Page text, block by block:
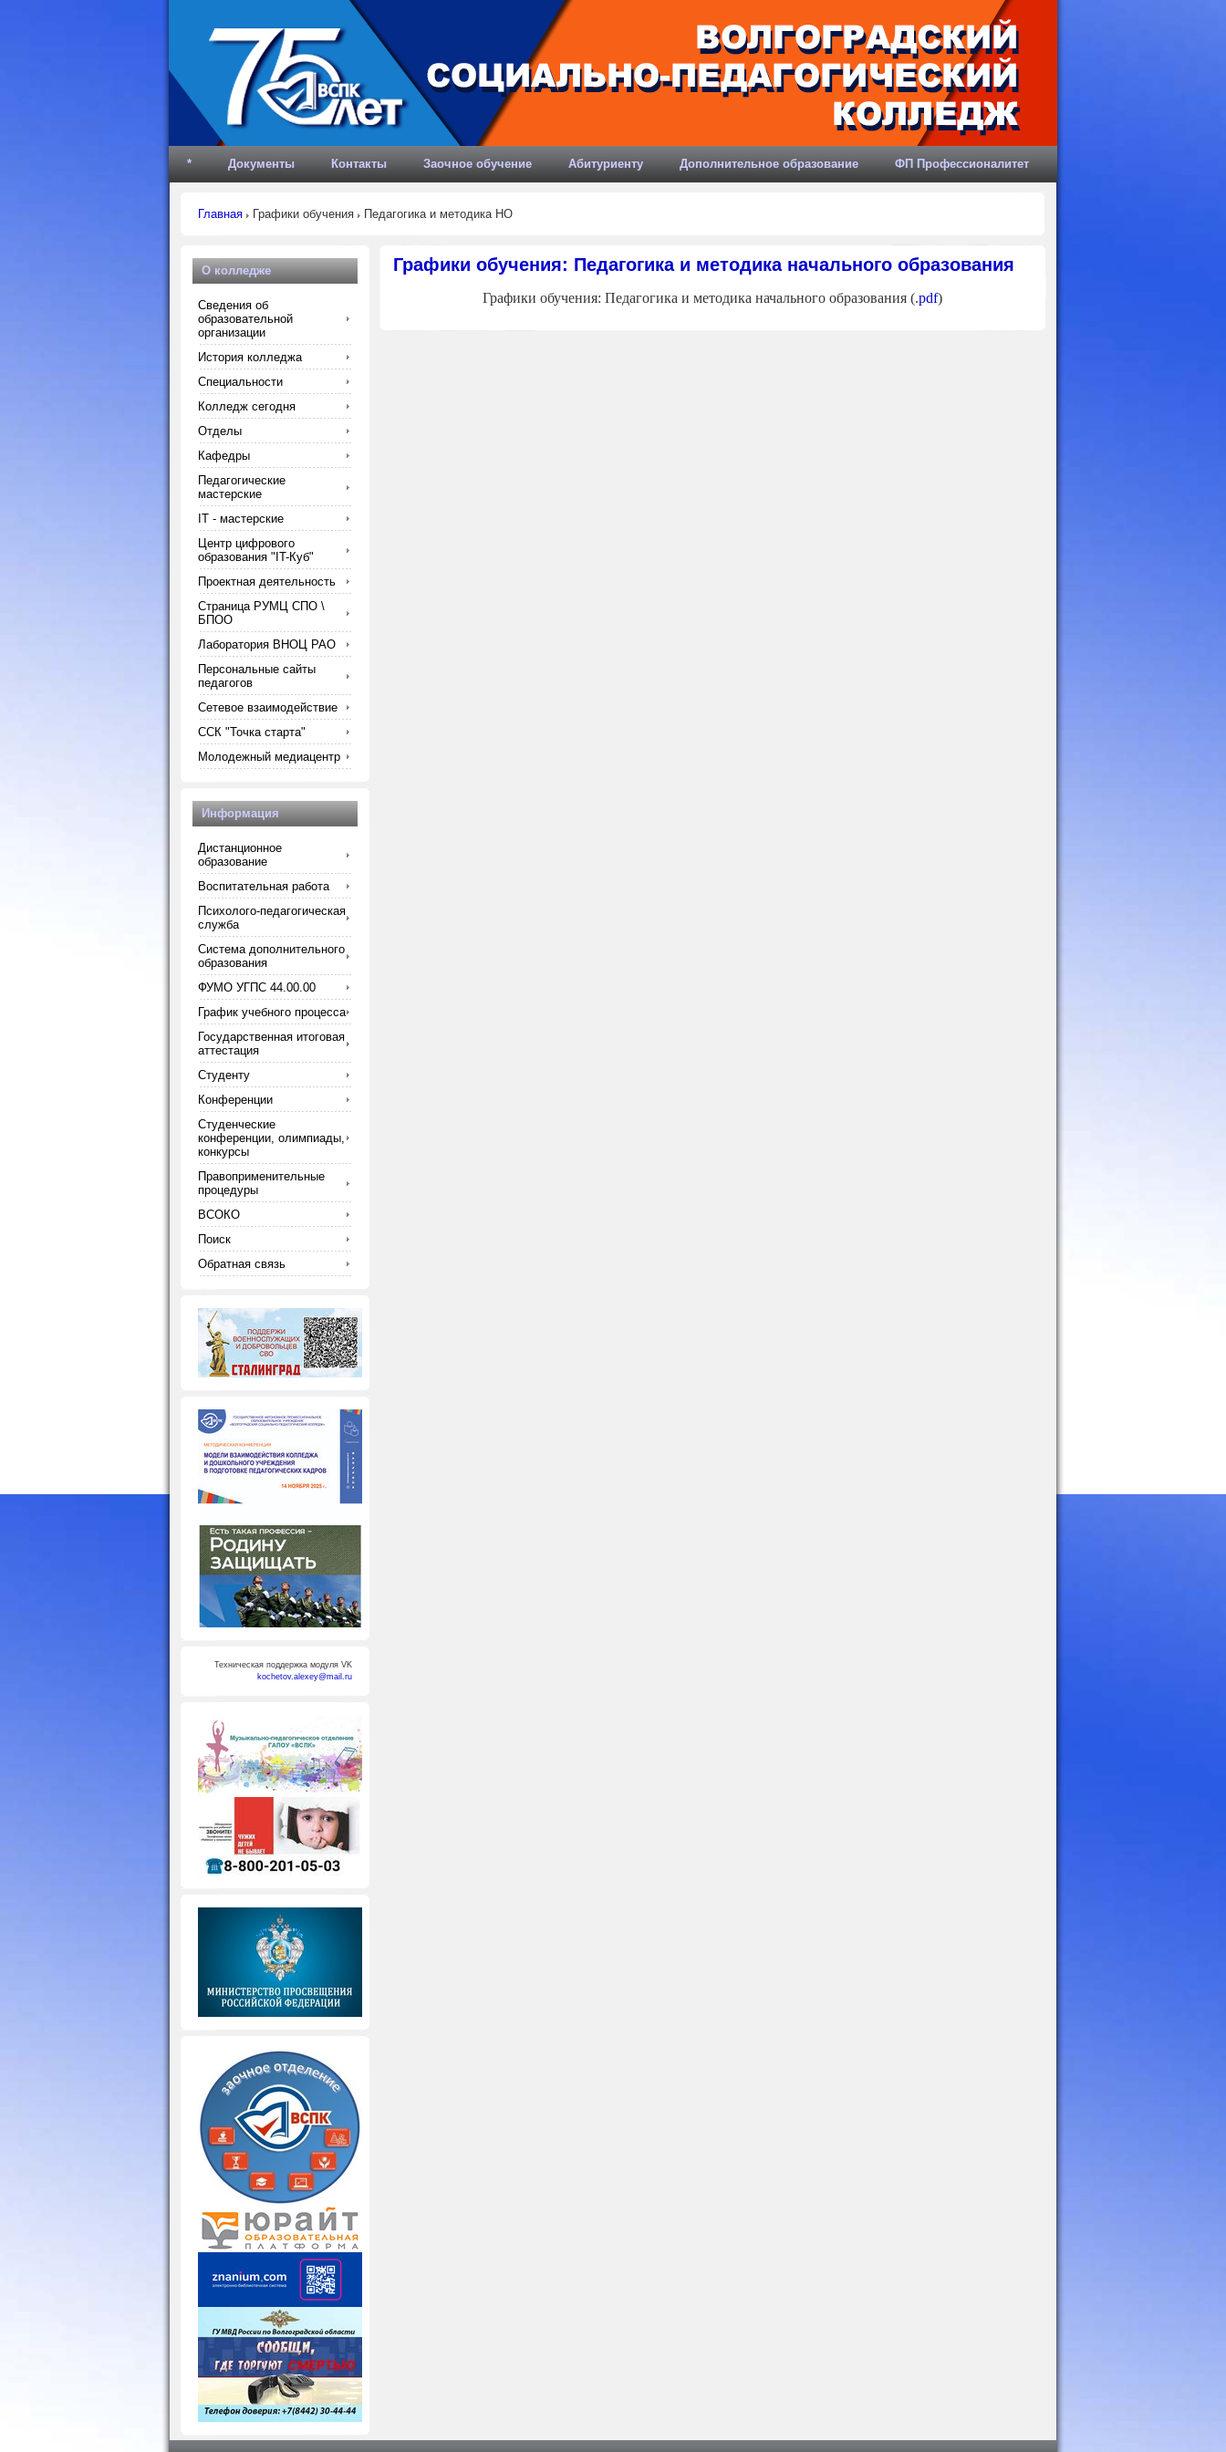
* Документы Контакты Заочное обучение Абитуриенту Дополнительное образование ФП Профессионалитет
Главная Графики обучения Педагогика и методика НО
Графики обучения: Педагогика и методика начального образования
Графики обучения: Педагогика и методика начального образования (.pdf)
О колледже
Сведения об
образовательной
организации
История колледжа
Специальности
Колледж сегодня
Отделы
Кафедры
Педагогические
мастерские
IT - мастерские
Центр цифрового
образования "IT-Куб"
Проектная деятельность
Страница РУМЦ СПО \
БПОО
Лаборатория ВНОЦ РАО
Персональные сайты
педагогов
Сетевое взаимодействие
ССК "Точка старта"
Молодежный медиацентр
Информация
Дистанционное
образование
Воспитательная работа
Психолого-педагогическая
служба
Система дополнительного
образования
ФУМО УГПС 44.00.00
График учебного процесса
Государственная итоговая
аттестация
Студенту
Конференции
Студенческие
конференции, олимпиады,
конкурсы
Правоприменительные
процедуры
ВСОКО
Поиск
Обратная связь
Техническая поддержка модуля VK
kochetov.alexey@mail.ru